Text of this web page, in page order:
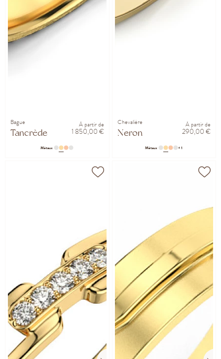
Bague
Tancrède
À partir de
1 850,00 €
Métaux
Chevalière
Neron
À partir de
290,00 €
Métaux + 1